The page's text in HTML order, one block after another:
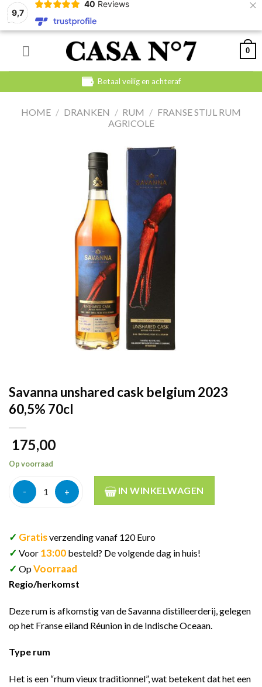
9,7
40 Reviews ×
Skip
0
Betaal veilig en achteraf
HOME / DRANKEN / RUM / FRANSE STIJL RUM
AGRICOLE
Savanna unshared cask belgium 2023
60,5% 70cl
175,00
Op voorraad
Savanna unshared cask belgium 2023 60,5% 70cl aantal
IN WINKELWAGEN
✓ Gratisverzending vanaf 120 Euro
✓ Voor 13:00 besteld? De volgende dag in huis!
✓ OpVoorraad
Regio/herkomst
Deze rum is afkomstig van de Savanna distilleerderij, gelegen
op het Franse eiland Réunion in de Indische Oceaan.
Type rum
Het is een “rhum vieux traditionnel”, wat betekent dat het een